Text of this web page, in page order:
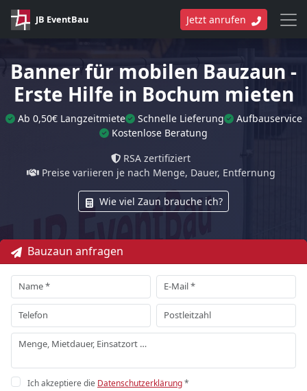
JB EventBau Jetzt anrufen
Banner für mobilen Bauzaun -
Erste Hilfe in Bochum mieten
Ab 0,50€ Langzeitmiete Schnelle Lieferung
Aufbauservice
Kostenlose Beratung
RSA zertifiziert
Preise variieren je nach Menge, Dauer, Entfernung
Wie viel Zaun brauche ich?
Bauzaun anfragen
Ich akzeptiere die Datenschutzerklärung*